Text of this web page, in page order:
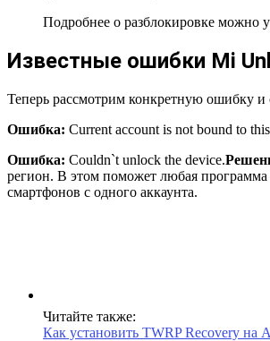
Подробнее о разблокировке можно
Известные ошибки Mi
Теперь рассмотрим конкретную ошибку
Ошибка: Current account is not bound to
Ошибка: Couldn`t unlock the device.
регион. В этом поможет любая программа
смартфонов с одного аккаунта.
Читайте также:
Как установить TWRP Recovery на